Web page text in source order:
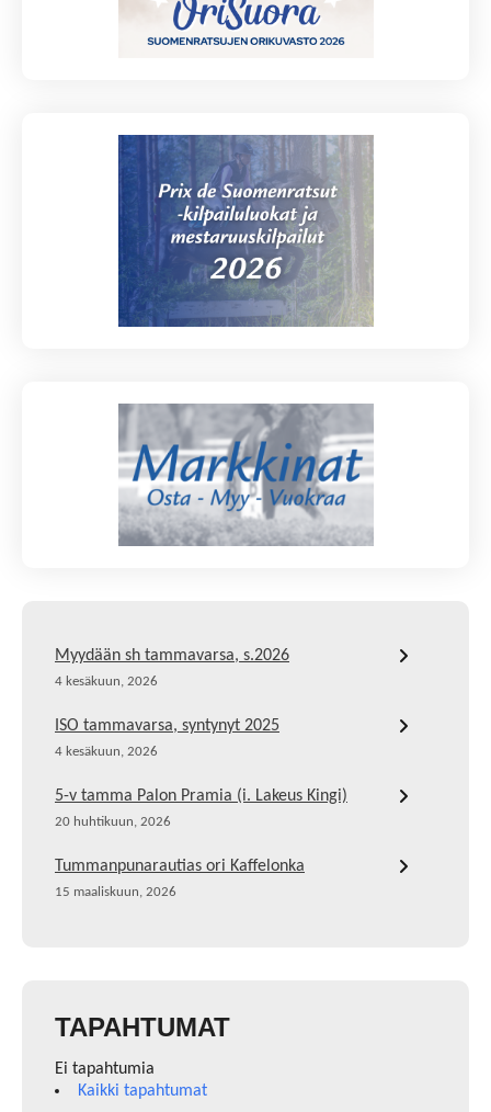
Myydään sh tammavarsa, s.2026
4 kesäkuun, 2026
ISO tammavarsa, syntynyt 2025
4 kesäkuun, 2026
5-v tamma Palon Pramia (i. Lakeus Kingi)
20 huhtikuun, 2026
Tummanpunarautias ori Kaffelonka
15 maaliskuun, 2026
TAPAHTUMAT
Ei tapahtumia
Kaikki tapahtumat